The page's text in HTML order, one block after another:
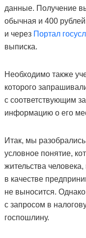
данные. Получение
обычная и 400
и через Портал
выписка.
Необходимо также
которого
с соответствующим
информацию о его
Итак, мы
условное понятие,
жительства
в качестве
не выносится.
с запросом в
госпошлину.